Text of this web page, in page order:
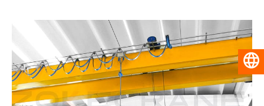
Беларуская мова